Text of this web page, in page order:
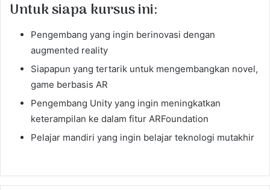
Untuk siapa kursus ini:
Pengembang yang ingin berinovasi dengan
augmented reality
Siapapun yang tertarik untuk mengembangkan novel,
game berbasis AR
Pengembang Unity yang ingin meningkatkan
keterampilan ke dalam fitur ARFoundation
Pelajar mandiri yang ingin belajar teknologi mutakhir